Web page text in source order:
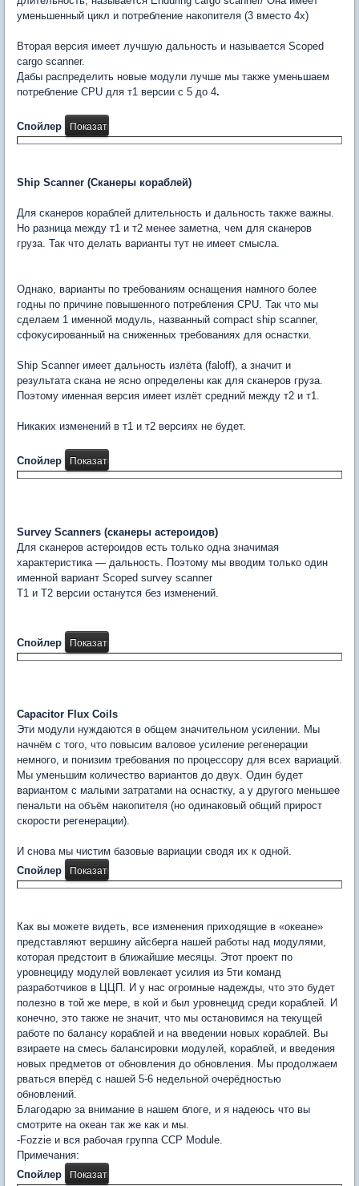
уменьшенный цикл и потребление накопителя (3 вместо 4х)
Вторая версия имеет лучшую дальность и называется Scoped
cargo scanner.
Дабы распределить новые модули лучше мы также уменьшаем
потребление CPU для т1 версии с 5 до 4.
Спойлер
Ship Scanner (Сканеры кораблей)
Для сканеров кораблей длительность и дальность также важны.
Но разница между т1 и т2 менее заметна, чем для сканеров
груза. Так что делать варианты тут не имеет смысла.
Однако, варианты по требованиям оснащения намного более
годны по причине повышенного потребления CPU. Так что мы
сделаем 1 именной модуль, названный compact ship scanner,
сфокусированный на сниженных требованиях для оснастки.
Ship Scanner имеет дальность излёта (faloff), а значит и
результата скана не ясно определены как для сканеров груза.
Поэтому именная версия имеет излёт средний между т2 и т1.
Никаких изменений в т1 и т2 версиях не будет.
Спойлер
Survey Scanners (сканеры астероидов)
Для сканеров астероидов есть только одна значимая
характеристика — дальность. Поэтому мы вводим только один
именной вариант Scoped survey scanner
Т1 и Т2 версии останутся без изменений.
Спойлер
Capacitor Flux Coils
Эти модули нуждаются в общем значительном усилении. Мы
начнём с того, что повысим валовое усиление регенерации
немного, и понизим требования по процессору для всех вариаций.
Мы уменьшим количество вариантов до двух. Один будет
вариантом с малыми затратами на оснастку, а у другого меньшее
пенальти на объём накопителя (но одинаковый общий прирост
скорости регенерации).
И снова мы чистим базовые вариации сводя их к одной.
Спойлер
Как вы можете видеть, все изменения приходящие в «океане»
представляют вершину айсберга нашей работы над модулями,
которая предстоит в ближайшие месяцы. Этот проект по
уровнециду модулей вовлекает усилия из 5ти команд
разработчиков в ЦЦП. И у нас огромные надежды, что это будет
полезно в той же мере, в кой и был уровнецид среди кораблей. И
конечно, это также не значит, что мы остановимся на текущей
работе по балансу кораблей и на введении новых кораблей. Вы
взираете на смесь балансировки модулей, кораблей, и введения
новых предметов от обновления до обновления. Мы продолжаем
рваться вперёд с нашей 5-6 недельной очерёдностью
обновлений.
Благодарю за внимание в нашем блоге, и я надеюсь что вы
смотрите на океан так же как и мы.
-Fozzie и вся рабочая группа CCP Module.
Примечания:
Спойлер